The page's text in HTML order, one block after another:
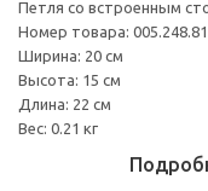
Петля со встроенным
Номер товара: 005.248.81
Ширина: 20 см
Высота: 15 см
Длина: 22 см
Вес: 0.21 кг